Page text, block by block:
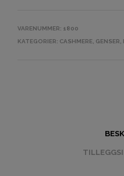
VARENUMMER: 1800
KATEGORIER: CASHMERE GENSER